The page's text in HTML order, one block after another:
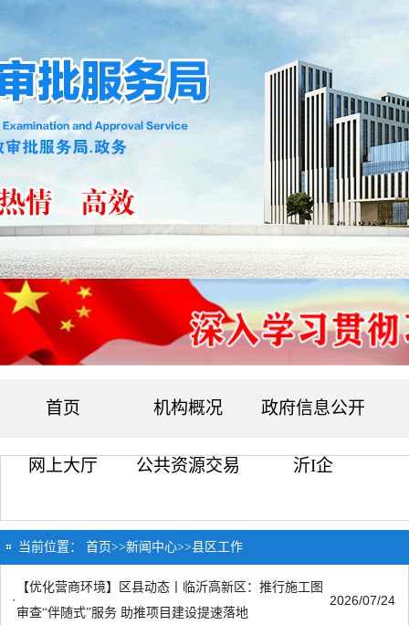
首页 机构概况 政府信息公开
网上大厅 公共资源交易 沂I企
当前位置： 首页>>新闻中心>>县区工作
·
【优化营商环境】区县动态丨临沂高新区：推行施工图
审查“伴随式”服务 助推项目建设提速落地
2026/07/24